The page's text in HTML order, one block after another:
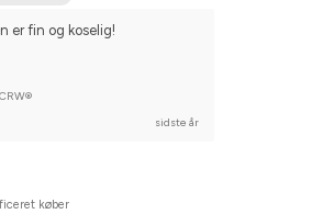
er fin og koselig!
sidste år
køber